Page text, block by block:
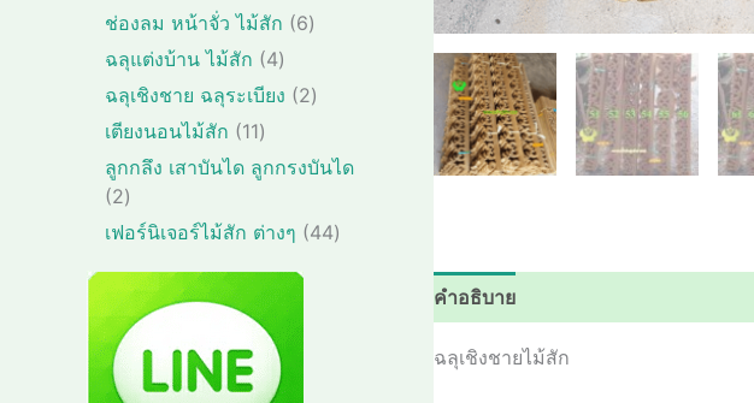
ค้
า
สิ
ค้
า
ช่องลม หน้าจั่ว ไม้สัก 66
ค้
ฉลุแต่งบ้าน ไม้สัก 44
สิ
า
ฉลุเชิงชาย ฉลุระเบียง 22
ค้
เตียงนอนไม้สัก 111
1
สิ
ค้
า
ลูกกลึง เสาบันได ลูกกรงบันได
22
สิ
า
เฟอร์นิเจอร์ไม้สัก ต่างๆ 444
คำอธิบาย
ฉลุเชิงชายไม้สัก